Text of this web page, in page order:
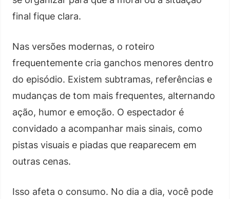
final fique clara.
Nas versões modernas, o roteiro
frequentemente cria ganchos menores dentro
do episódio. Existem subtramas, referências e
mudanças de tom mais frequentes, alternando
ação, humor e emoção. O espectador é
convidado a acompanhar mais sinais, como
pistas visuais e piadas que reaparecem em
outras cenas.
Isso afeta o consumo. No dia a dia, você pode